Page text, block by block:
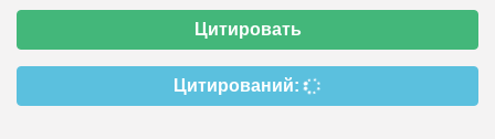
Цитировать
Цитирований: